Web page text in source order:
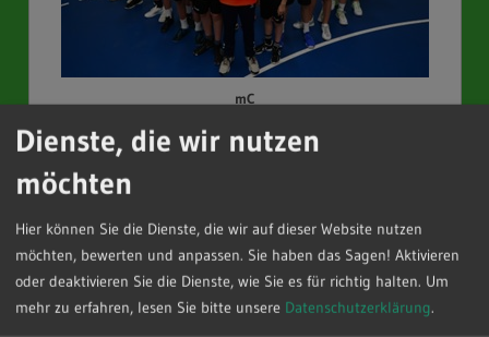
mC
Nicht weniger erfolgreich verlief für uns die
wieder hervorragende Arbeit geleistet, sodass
wir weiterhin einen großen Zulauf in allen Teams
verzeichnen können.
Dienste, die wir nutzen
möchten
Hier können Sie die Dienste, die wir auf dieser Website nutzen
möchten, bewerten und anpassen. Sie haben das Sagen! Aktivieren
oder deaktivieren Sie die Dienste, wie Sie es für richtig halten. Um
mehr zu erfahren, lesen Sie bitte unsere Datenschutzerklärung.